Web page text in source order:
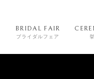
BRIDAL FAIR
ブライダルフェア